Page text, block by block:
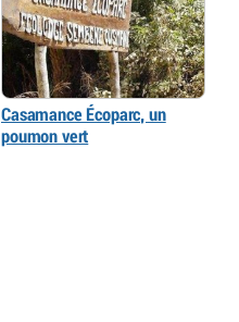
Casamance Écoparc, un
poumon vert